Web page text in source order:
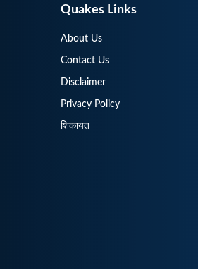
Quakes Links
About Us
Contact Us
Disclaimer
Privacy Policy
शिकायत